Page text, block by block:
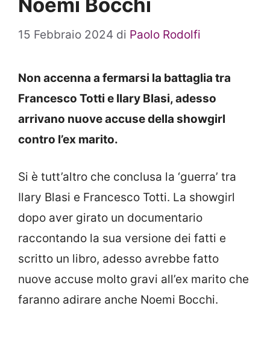
Noemi Bocchi
15 Febbraio 2024 di Paolo Rodolfi
Non accenna a fermarsi la battaglia tra
Francesco Totti e Ilary Blasi, adesso
arrivano nuove accuse della showgirl
contro l’ex marito.
Si è tutt’altro che conclusa la ‘guerra’ tra
Ilary Blasi e Francesco Totti. La showgirl
dopo aver girato un documentario
raccontando la sua versione dei fatti e
scritto un libro, adesso avrebbe fatto
nuove accuse molto gravi all’ex marito che
faranno adirare anche Noemi Bocchi.